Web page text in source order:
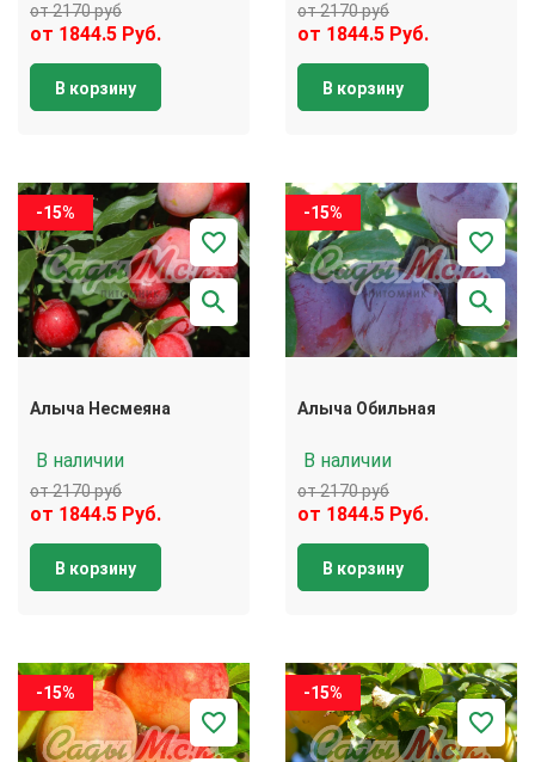
от 2170 руб
от 1844.5 Руб.
В корзину
от 2170 руб
от 1844.5 Руб.
В корзину
-15%
Алыча Несмеяна
В наличии
от 2170 руб
от 1844.5 Руб.
В корзину
-15%
Алыча Обильная
В наличии
от 2170 руб
от 1844.5 Руб.
В корзину
-15% -15%